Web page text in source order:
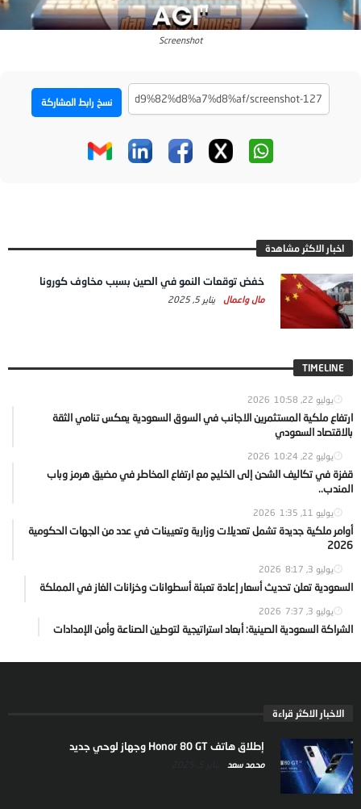
Screenshot
نسخ رابط المشاركة
اخبار الاكثر مشاهدة
خفض توقعات النمو في الصين بسبب مخاوف كورونا
مال واعمال يناير 5, 2025
TIMELINE
يوليو 22, 2026 10:58
ارتفاع ملكية المستثمرين الاجانب في السوق السعودية يعكس تنامي الثقة
بالاقتصاد السعودي
يوليو 22, 2026 10:24
قفزة في تكاليف الشحن إلى الخليج مع ارتفاع المخاطر في مضيق هرمز وباب
المندب..
يوليو 11, 2026 1:35
أوامر ملكية جديدة تشمل تعديلات وزارية وتعيينات في عدد من الجهات الحكومية
2026
يوليو 3, 2026 8:17
السعودية تعلن تحديث أسعار إعادة تعبئة أسطوانات وخزانات الغاز في المملكة
يوليو 3, 2026 7:37
الشراكة السعودية الصينية: أبعاد استراتيجية لتوطين الصناعة وأمن الإمدادات
الاخبار الاكثر قراءة
إطلاق هاتف Honor 80 GT وجهاز لوحي جديد
محمد سعد